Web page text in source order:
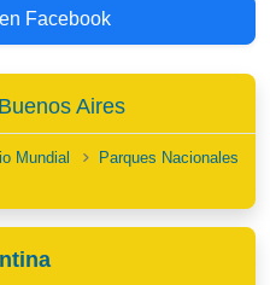
Facebook
Buenos Aires
Mundial
Parques Nacionales